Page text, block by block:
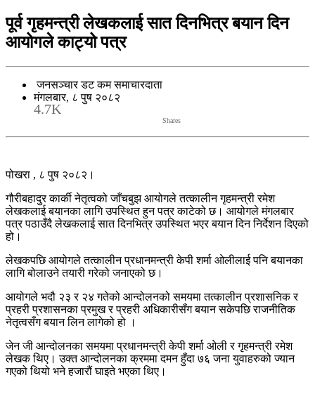
पूर्व गृहमन्त्री लेखकलाई सात दिनभित्र बयान दिन
आयोगले काट्यो पत्र
जनसञ्चार डट कम समाचारदाता
मंगलबार, ८ पुष २०८२
4.7K
Shares
पोखरा , ८ पुष २०८२।
गौरीबहादुर कार्की नेतृत्वको जाँचबुझ आयोगले तत्कालीन गृहमन्त्री रमेश
लेखकलाई बयानका लागि उपस्थित हुन पत्र काटेको छ। आयोगले मंगलबार
पत्र पठाउँदै लेखकलाई सात दिनभित्र उपस्थित भएर बयान दिन निर्देशन दिएको
हो।
लेखकपछि आयोगले तत्कालीन प्रधानमन्त्री केपी शर्मा ओलीलाई पनि बयानका
लागि बोलाउने तयारी गरेको जनाएको छ।
आयोगले भदौ २३ र २४ गतेको आन्दोलनको समयमा तत्कालीन प्रशासनिक र
प्रहरी प्रशासनका प्रमुख र प्रहरी अधिकारीसँग बयान सकेपछि राजनीतिक
नेतृत्वसँग बयान लिन लागेको हो ।
जेन जी आन्दोलनका समयमा प्रधानमन्त्री केपी शर्मा ओली र गृहमन्त्री रमेश
लेखक थिए। उक्त आन्दोलनका क्रममा दमन हुँदा ७६ जना युवाहरुको ज्यान
गएको थियो भने हजारौं घाइते भएका थिए।